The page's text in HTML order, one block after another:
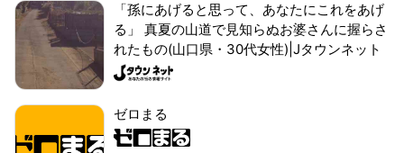
「孫にあげると思って、あなたにこれをあげ
る」 真夏の山道で見知らぬお婆さんに握らさ
れたもの(山口県・30代女性)|Jタウンネット
ゼロまる